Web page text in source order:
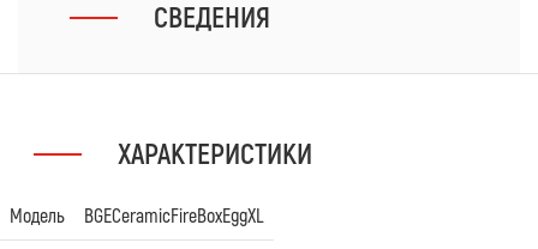
СВЕДЕНИЯ
ХАРАКТЕРИСТИКИ
Модель BGECeramicFireBoxEggXL